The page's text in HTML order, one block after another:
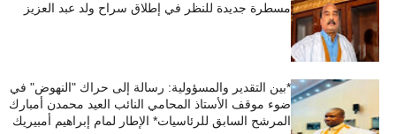
مسطرة جديدة للنظر في إطلاق سراح ولد عبد العزيز
*بين التقدير والمسؤولية: رسالة إلى حراك "النهوض" في
ضوء موقف الأستاذ المحامي النائب العيد محمدن أمبارك
المرشح السابق للرئاسيات* الإطار لمام إبراهيم أمبيريك